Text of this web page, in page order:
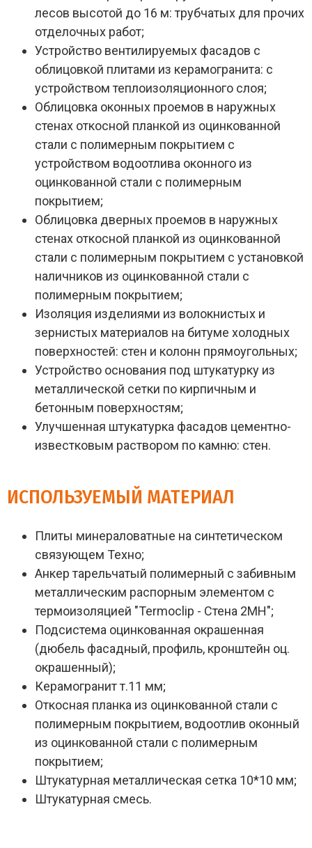
лесов высотой до 16 м: трубчатых для прочих
отделочных работ;
Устройство вентилируемых фасадов с
облицовкой плитами из керамогранита: с
устройством теплоизоляционного слоя;
Облицовка оконных проемов в наружных
стенах откосной планкой из оцинкованной
стали с полимерным покрытием с
устройством водоотлива оконного из
оцинкованной стали с полимерным
покрытием;
Облицовка дверных проемов в наружных
стенах откосной планкой из оцинкованной
стали с полимерным покрытием с установкой
наличников из оцинкованной стали с
полимерным покрытием;
Изоляция изделиями из волокнистых и
зернистых материалов на битуме холодных
поверхностей: стен и колонн прямоугольных;
Устройство основания под штукатурку из
металлической сетки по кирпичным и
бетонным поверхностям;
Улучшенная штукатурка фасадов цементно-
известковым раствором по камню: стен.
ИСПОЛЬЗУЕМЫЙ МАТЕРИАЛ
Плиты минераловатные на синтетическом
связующем Техно;
Анкер тарельчатый полимерный с забивным
металлическим распорным элементом с
термоизоляцией "Termoclip - Стена 2МН";
Подсистема оцинкованная окрашенная
(дюбель фасадный, профиль, кронштейн оц.
окрашенный);
Керамогранит т.11 мм;
Откосная планка из оцинкованной стали с
полимерным покрытием, водоотлив оконный
из оцинкованной стали с полимерным
покрытием;
Штукатурная металлическая сетка 10*10 мм;
Штукатурная смесь.